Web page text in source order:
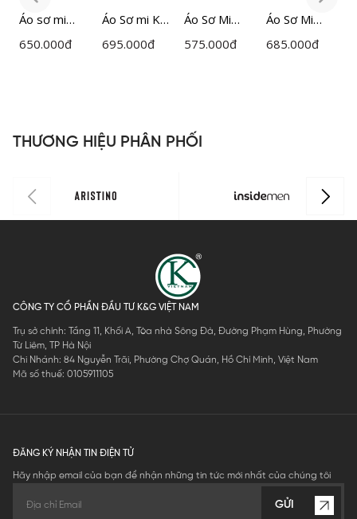
Áo sơ mi
ngắn tay
0
650.000đ
Áo Sơ mi Kẻ
Nam
695.000đ
Áo Sơ Mi
Nam
575.000đ
Áo Sơ Mi
Nam Kẻ
685.000đ
THƯƠNG HIỆU PHÂN PHỐI
CÔNG TY CỔ PHẦN ĐẦU TƯ K&G VIỆT NAM
Trụ sở chính: Tầng 11, Khối A, Tòa nhà Sông Đà, Đường Phạm Hùng, Phường
Từ Liêm, TP Hà Nội
Chi Nhánh: 84 Nguyễn Trãi, Phường Chợ Quán, Hồ Chí Minh, Việt Nam
Mã số thuế: 0105911105
ĐĂNG KÝ NHẬN TIN ĐIỆN TỬ
Hãy nhập email của bạn để nhận những tin tức mới nhất của chúng tôi
GỬI